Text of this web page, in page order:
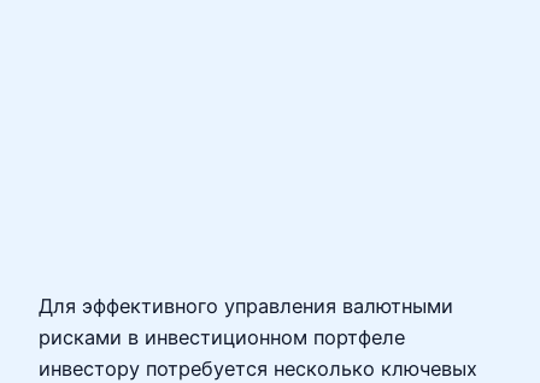
Для эффективного управления валютными
рисками в инвестиционном портфеле
инвестору потребуется несколько ключевых